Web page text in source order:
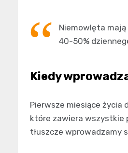
Niemowlęta
40-50%
Kiedy
Pierwsze miesiące życia
które zawiera wszystkie
tłuszcze wprowadzamy